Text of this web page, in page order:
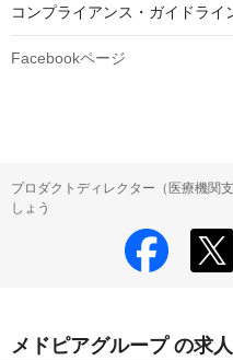
コンプライアンス・ガイドライ
Facebookページ
プロダクトディレクター（医療機関
しょう
メドピアグループ の求人